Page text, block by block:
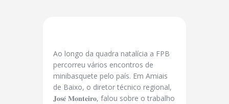
Ao longo da quadra natalícia a FPB
percorreu vários encontros de
minibasquete pelo país. Em Amiais
de Baixo, o diretor técnico regional,
𝐉𝐨𝐬𝐞́ 𝐌𝐨𝐧𝐭𝐞𝐢𝐫𝐨, falou sobre o trabalho